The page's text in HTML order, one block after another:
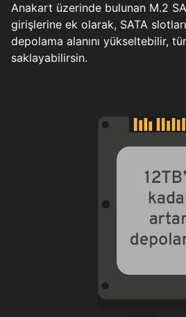
Anakart üzerinde bulunan M.2
girişlerine ek olarak, SATA
depolama alanını yükseltebilir,
saklayabilirsin.